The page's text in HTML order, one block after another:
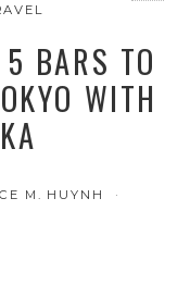
BARS TO
WITH
M. HUYNH